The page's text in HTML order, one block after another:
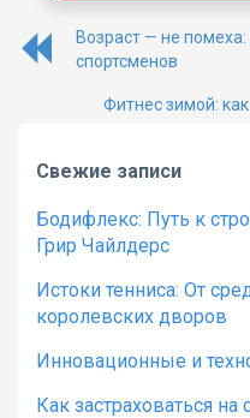
Возраст — не
спортсменов
Фитнес зимой:
Свежие записи
Бодифлекс: Путь к
Грир Чайлдерс
Истоки тенниса: От
королевских дворов
Инновационные и
Как застраховаться